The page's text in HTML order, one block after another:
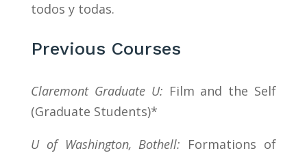
todos y todas.
Previous Courses
Claremont Graduate U: Film and the Self
(Graduate Students)*
U of Washington, Bothell: Formations of